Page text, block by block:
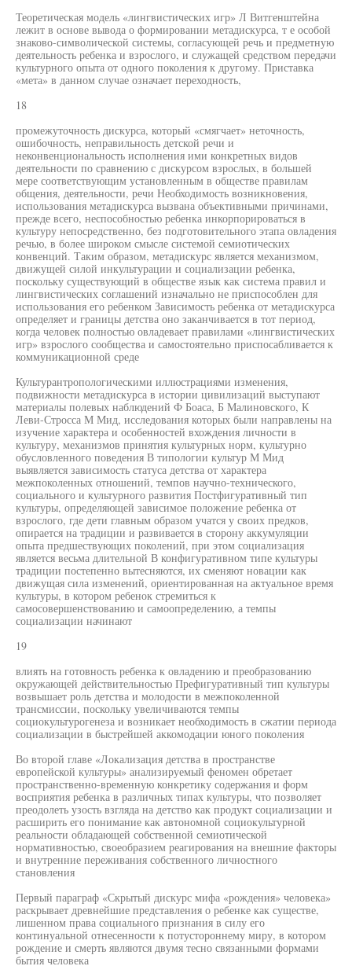
Теоретическая модель «лингвистических игр» Л Витгенштейна
лежит в основе вывода о формировании метадискурса, т е особой
знаково-символической системы, согласующей речь и предметную
деятельность ребенка и взрослого, и служащей средством передачи
культурного опыта от одного поколения к другому. Приставка
«мета» в данном случае означает переходность,
18
промежуточность дискурса, который «смягчает» неточность,
ошибочность, неправильность детской речи и
неконвенциональность исполнения ими конкретных видов
деятельности по сравнению с дискурсом взрослых, в большей
мере соответствующим установленным в обществе правилам
общения, деятельности, речи Необходимость возникновения,
использования метадискурса вызвана объективными причинами,
прежде всего, неспособностью ребенка инкорпорироваться в
культуру непосредственно, без подготовительного этапа овладения
речью, в более широком смысле системой семиотических
конвенций. Таким образом, метадискурс является механизмом,
движущей силой инкультурации и социализации ребенка,
поскольку существующий в обществе язык как система правил и
лингвистических соглашений изначально не приспособлен для
использования его ребенком Зависимость ребенка от метадискурса
определяет и границы детства оно заканчивается в тот период,
когда человек полностью овладевает правилами «лингвистических
игр» взрослого сообщества и самостоятельно приспосабливается к
коммуникационной среде
Культурантропологическими иллюстрациями изменения,
подвижности метадискурса в истории цивилизаций выступают
материалы полевых наблюдений Ф Боаса, Б Малиновского, К
Леви-Стросса М Мид, исследования которых были направлены на
изучение характера и особенностей вхождения личности в
культуру, механизмов принятия культурных норм, культурно
обусловленного поведения В типологии культур М Мид
выявляется зависимость статуса детства от характера
межпоколенных отношений, темпов научно-технического,
социального и культурного развития Постфигуративный тип
культуры, определяющей зависимое положение ребенка от
взрослого, где дети главным образом учатся у своих предков,
опирается на традиции и развивается в сторону аккумуляции
опыта предшествующих поколений, при этом социализация
является весьма длительной В конфигуративном типе культуры
традиции постепенно вытесняются, их сменяют новации как
движущая сила изменений, ориентированная на актуальное время
культуры, в котором ребенок стремиться к
самосовершенствованию и самоопределению, а темпы
социализации начинают
19
влиять на готовность ребенка к овладению и преобразованию
окружающей действительностью Префигуративный тип культуры
возвышает роль детства и молодости в межпоколенной
трансмиссии, поскольку увеличиваются темпы
социокультурогенеза и возникает необходимость в сжатии периода
социализации в быстрейшей аккомодации юного поколения
Во второй главе «Локализация детства в пространстве
европейской культуры» анализируемый феномен обретает
пространственно-временную конкретику содержания и форм
восприятия ребенка в различных типах культуры, что позволяет
преодолеть узость взгляда на детство как продукт социализации и
расширить его понимание как автономной социокультурной
реальности обладающей собственной семиотической
нормативностью, своеобразием реагирования на внешние факторы
и внутренние переживания собственного личностного
становления
Первый параграф «Скрытый дискурс мифа «рождения» человека»
раскрывает древнейшие представления о ребенке как существе,
лишенном права социального признания в силу его
континуальной отнесенности к потустороннему миру, в котором
рождение и смерть являются двумя тесно связанными формами
бытия человека